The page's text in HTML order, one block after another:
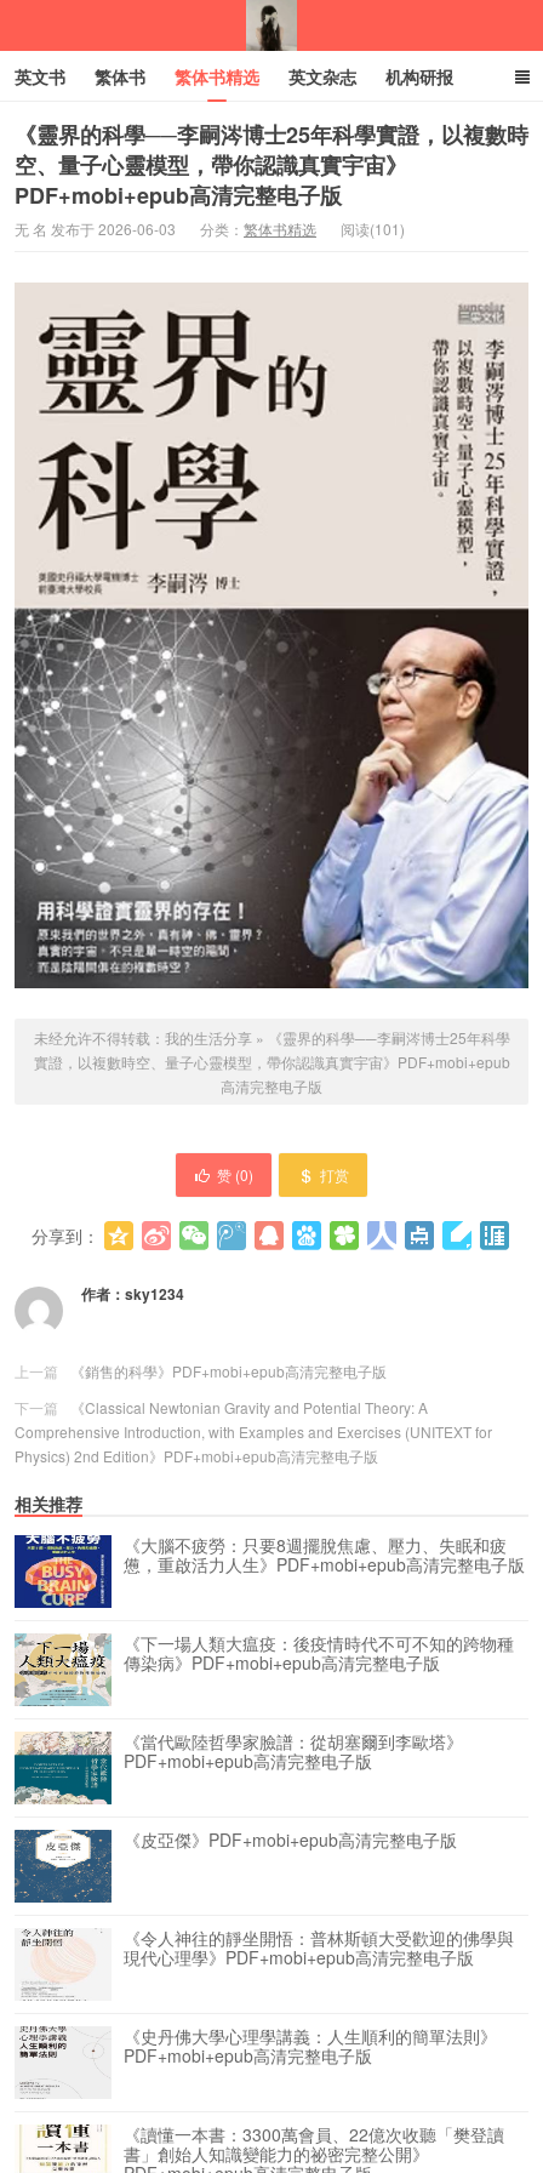
我的生活分享
英文书 繁体书 繁体书精选 英文杂志 机构研报
小语种 绝版书 彩虹亲子电子书 电子书 创业项目
《靈界的科學──李嗣涔博士25年科學實證，以複數時
空、量子心靈模型，帶你認識真實宇宙》
PDF+mobi+epub高清完整电子版
无 名 发布于 2026-06-03 分类： 繁体书精选 阅读(101)
未经允许不得转载： 我的生活分享»
《靈界的科學──李嗣涔博士25年科學
實證，以複數時空、量子心靈模型，帶你認識真實宇宙》PDF+mobi+epub
高清完整电子版
赞 (0) 打赏
分享到：
作者： sky1234
上一篇
《銷售的科學》PDF+mobi+epub高清完整电子版
下一篇
《Classical Newtonian Gravity and Potential Theory: A
Comprehensive Introduction, with Examples and Exercises (UNITEXT for
Physics) 2nd Edition》PDF+mobi+epub高清完整电子版
相关推荐
《大腦不疲勞：只要8週擺脫焦慮、壓力、失眠和疲
憊，重啟活力人生》PDF+mobi+epub高清完整电子版
《下一場人類大瘟疫：後疫情時代不可不知的跨物種
傳染病》PDF+mobi+epub高清完整电子版
《當代歐陸哲學家臉譜：從胡塞爾到李歐塔》
PDF+mobi+epub高清完整电子版
《皮亞傑》PDF+mobi+epub高清完整电子版
《令人神往的靜坐開悟：普林斯頓大受歡迎的佛學與
現代心理學》PDF+mobi+epub高清完整电子版
《史丹佛大學心理學講義：人生順利的簡單法則》
PDF+mobi+epub高清完整电子版
《讀懂一本書：3300萬會員、22億次收聽「樊登讀
書」創始人知識變能力的祕密完整公開》